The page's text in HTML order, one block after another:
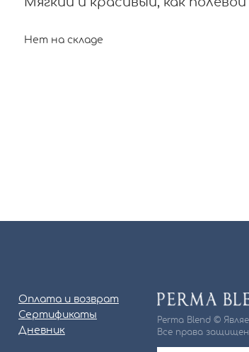
Мягкий и красивый, как
Нет на складе
Оплата и возврат
Сертификаты
Дневник
Perma Blend ©
Все права